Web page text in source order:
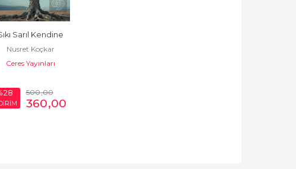
Sarıl Kendine
Nusret Koçkar
Ceres Yayınları
500,00
360,00